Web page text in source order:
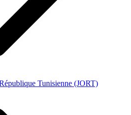
Tunisienne (JORT)